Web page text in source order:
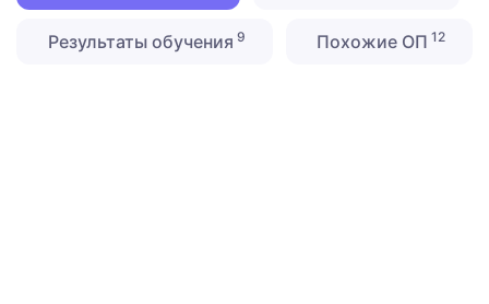
Результаты обучения 9 Похожие ОП 12